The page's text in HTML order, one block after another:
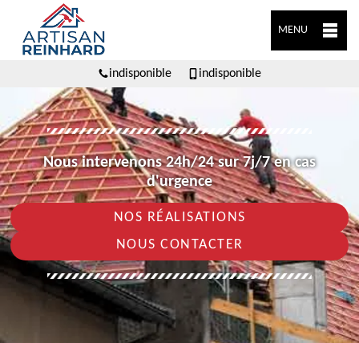
MENU
indisponible indisponible
Nous intervenons 24h/24 sur 7j/7 en cas
d'urgence
NOS RÉALISATIONS
NOUS CONTACTER